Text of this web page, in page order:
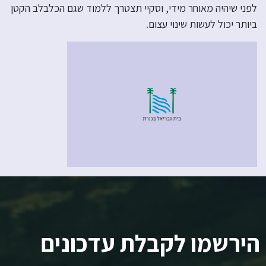
לפני שיהיה מאוחר מידי, וסקיי תצטרך ללמוד שגם הכלבלב הקטן
ביותר יכול לעשות שינוי עצום.
הירשמו לקבלת עדכונים